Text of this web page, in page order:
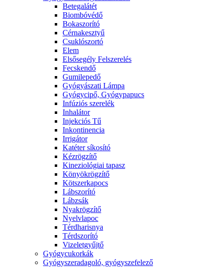
Betegalátét
Biombóvédő
Bokaszorító
Cérnakesztyű
Csuklószortó
Elem
Elsősegély Felszerelés
Fecskendő
Gumilepedő
Gyógyászati Lámpa
Gyógycipő, Gyógypapucs
Infúziós szerelék
Inhalátor
Injekciós Tű
Inkontinencia
Irrigátor
Katéter síkosító
Kézrögzítő
Kineziológiai tapasz
Könyökrögzítő
Kötszerkapocs
Lábszorító
Lábzsák
Nyakrögzítő
Nyelvlapoc
Térdharisnya
Térdszorító
Vizeletgyűjtő
Gyógycukorkák
Gyógyszeradagoló, gyógyszefelező